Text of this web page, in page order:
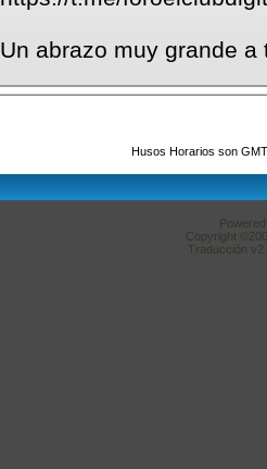
Un abrazo muy grande a
Husos Horarios son
Copyright
Traducción